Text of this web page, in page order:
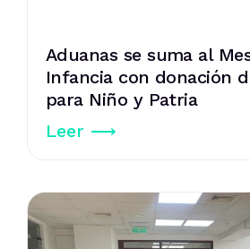
Aduanas se suma al
Infancia con donación
para Niño y Patria
Leer ⟶